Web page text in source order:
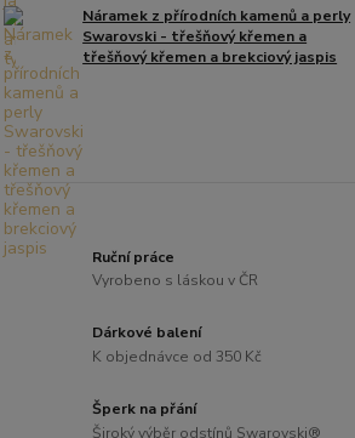
Náramek z přírodních kamenů a perly
Swarovski - třešňový křemen a
třešňový křemen a brekciový jaspis
Ruční práce
Vyrobeno s láskou v ČR
Dárkové balení
K objednávce od 350 Kč
Šperk na přání
Široký výběr odstínů Swarovski®